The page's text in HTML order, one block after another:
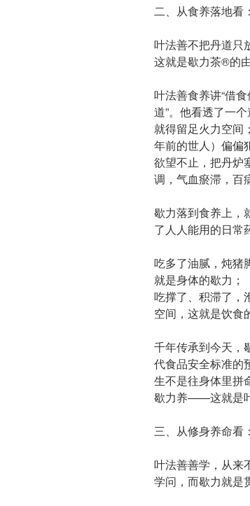
二、从食养落地看
叶法善不把丹道只
这就是歇力茶®️的由
叶法善食养讲“借
道”。他看透了一
就得留足火力空间
年前的世人）偏偏
欲望不止，把丹炉
调，气血瘀滞，百
歇力落到食养上，
了人人能用的日常
吃多了油腻，炖猪
就是身体的歇力；
吃撑了、积滞了，
空间，这就是饮食
千年传承到今天，
代食品安全标准的
生不是往身体里拼
歇力养——这就是
三、从修身养命看
叶法善善学，从来
学问，而歇力就是